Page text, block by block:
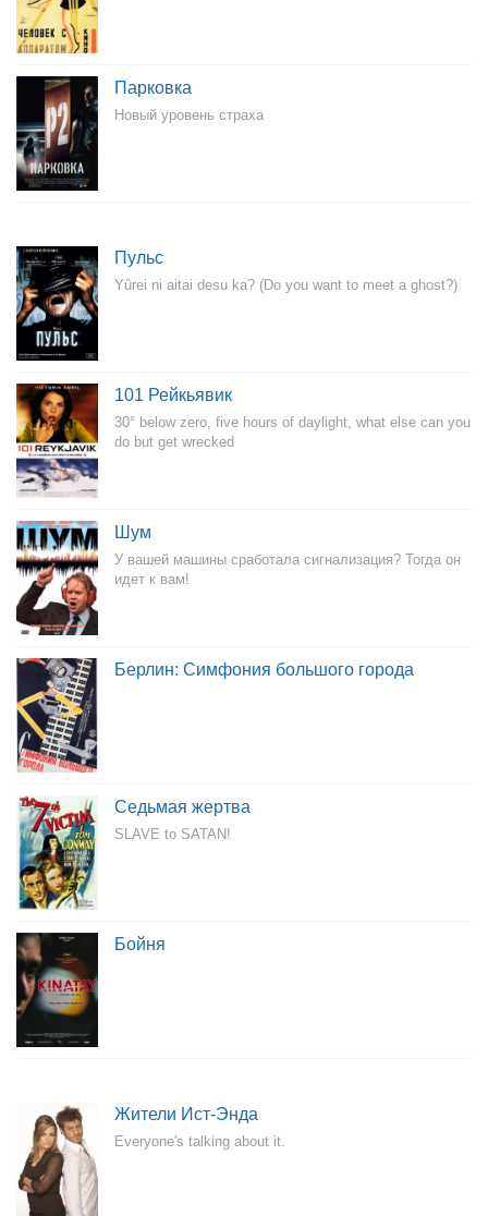
Парковка
Новый уровень страха
Пульс
Yûrei ni aitai desu ka? (Do you want to meet a ghost?)
101 Рейкьявик
30° below zero, five hours of daylight, what else can you
do but get wrecked
Шум
У вашей машины сработала сигнализация? Тогда он
идет к вам!
Берлин: Симфония большого города
Седьмая жертва
SLAVE to SATAN!
Бойня
Жители Ист-Энда
Everyone's talking about it.